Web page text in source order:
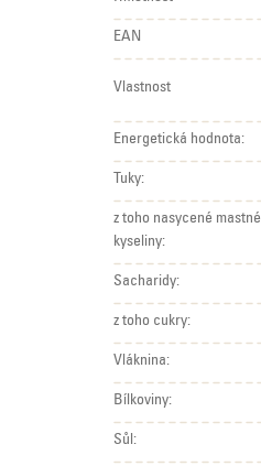
EAN
Vlastnost
Energetická hodnota:
Tuky:
z toho nasycené mastné
kyseliny:
Sacharidy:
z toho cukry:
Vláknina:
Bílkoviny:
Sůl: